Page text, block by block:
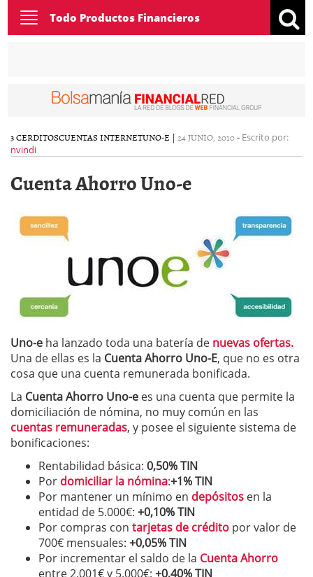
Toggle
navigation
Todo Productos Financieros
3 CERDITOSCUENTAS INTERNETUNO-E | 24 JUNIO, 2010- Escrito por:
nvindi
Cuenta Ahorro Uno-e
Uno-e ha lanzado toda una batería de nuevas ofertas.
Una de ellas es la Cuenta Ahorro Uno-E, que no es otra
cosa que una cuenta remunerada bonificada.
La Cuenta Ahorro Uno-e es una cuenta que permite la
domiciliación de nómina, no muy común en las
cuentas remuneradas, y posee el siguiente sistema de
bonificaciones:
Rentabilidad básica: 0,50% TIN
Por domiciliar la nómina:+1% TIN
Por mantener un mínimo en depósitos en la
entidad de 5.000€: +0,10% TIN
Por compras con tarjetas de crédito por valor de
700€ mensuales: +0,05% TIN
Por incrementar el saldo de la Cuenta Ahorro
entre 2.001€ y 5.000€: +0,40% TIN